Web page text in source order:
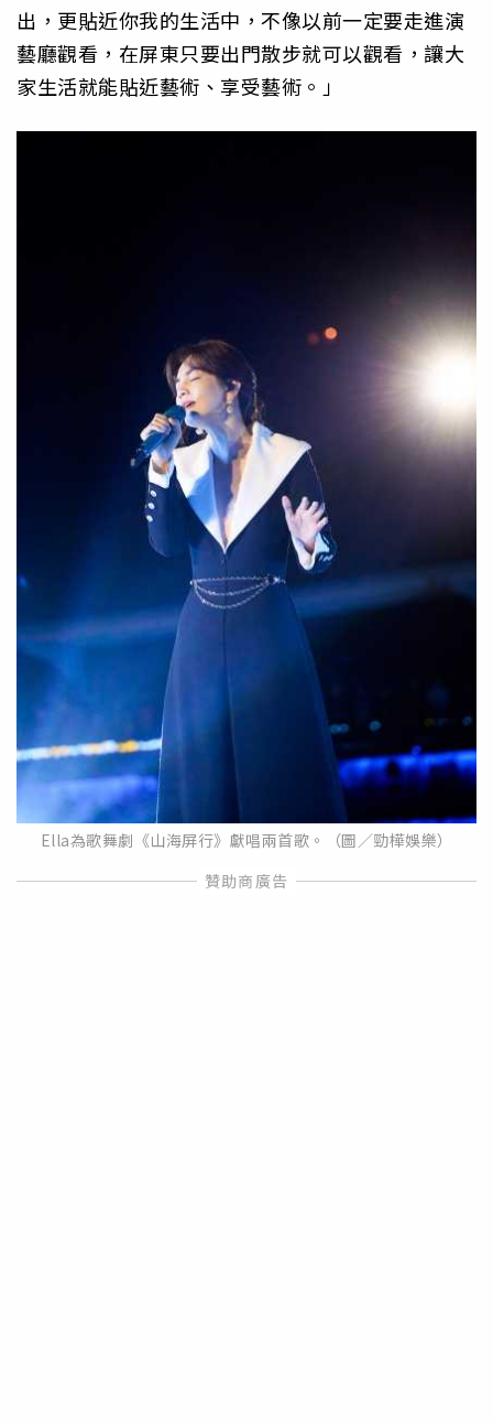
出，更貼近你我的生活中，不像以前一定要走進演
藝廳觀看，在屏東只要出門散步就可以觀看，讓大
家生活就能貼近藝術、享受藝術。」
Ella為歌舞劇《山海屏行》獻唱兩首歌。（圖／勁樺娛樂）